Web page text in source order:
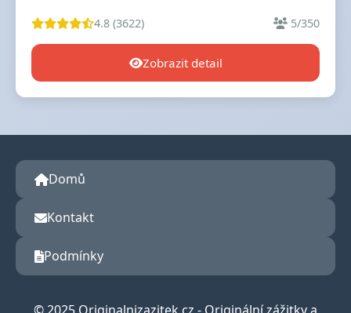
4.8 (3622) 5/350
Zobrazit detail
Domů
Kontakt
Podmínky